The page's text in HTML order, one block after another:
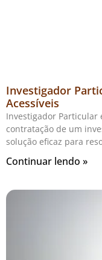
Investigador
Acessíveis
Investigador Particular
contratação de um
solução eficaz para
Continuar lendo »